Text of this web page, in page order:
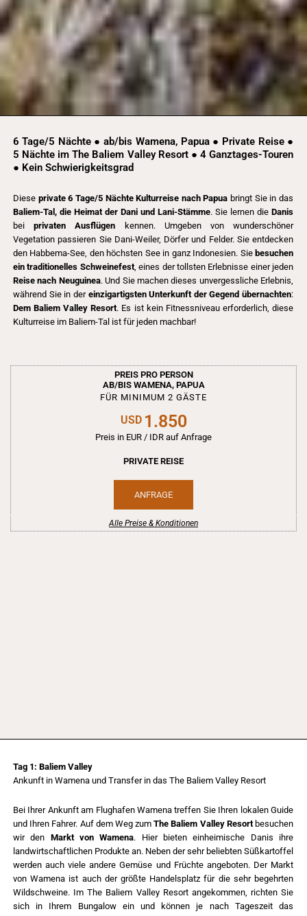
6 Tage/5 Nächte ● ab/bis Wamena, Papua ● Private Reise ●
5 Nächte im The Baliem Valley Resort ● 4 Ganztages-Touren
● Kein Schwierigkeitsgrad
Diese private 6 Tage/5 Nächte Kulturreise nach Papua bringt Sie in das
Baliem-Tal, die Heimat der Dani und Lani-Stämme. Sie lernen die Danis
beiprivaten Ausflügen kennen. Umgeben von wunderschöner
Vegetation passieren Sie Dani-Weiler, Dörfer und Felder. Sie entdecken
den Habbema-See, den höchsten See in ganz Indonesien. Sie besuchen
ein traditionelles Schweinefest, eines der tollsten Erlebnisse einer jeden
Reise nach Neuguinea. Und Sie machen dieses unvergessliche Erlebnis,
während Sie in der einzigartigsten Unterkunft der Gegend übernachten:
Dem Baliem Valley Resort. Es ist kein Fitnessniveau erforderlich, diese
Kulturreise im Baliem-Tal ist für jeden machbar!
PREIS PRO PERSON
AB/BIS WAMENA, PAPUA
FÜR MINIMUM 2 GÄSTE
USD 1.850
Preis in EUR / IDR auf Anfrage
PRIVATE REISE
ANFRAGE
Alle Preise & Konditionen
Tag 1: Baliem Valley
Ankunft in Wamena und Transfer in das The Baliem Valley Resort
Bei Ihrer Ankunft am Flughafen Wamena treffen Sie Ihren lokalen Guide
und Ihren Fahrer. Auf dem Weg zumThe Baliem Valley Resortbesuchen
wir den Markt von Wamena. Hier bieten einheimische Danis ihre
landwirtschaftlichen Produkte an. Neben der sehr beliebten Süßkartoffel
werden auch viele andere Gemüse und Früchte angeboten. Der Markt
von Wamena ist auch der größte Handelsplatz für die sehr begehrten
Wildschweine. Im The Baliem Valley Resort angekommen, richten Sie
sich in Ihrem Bungalow ein und können je nach Tageszeit das